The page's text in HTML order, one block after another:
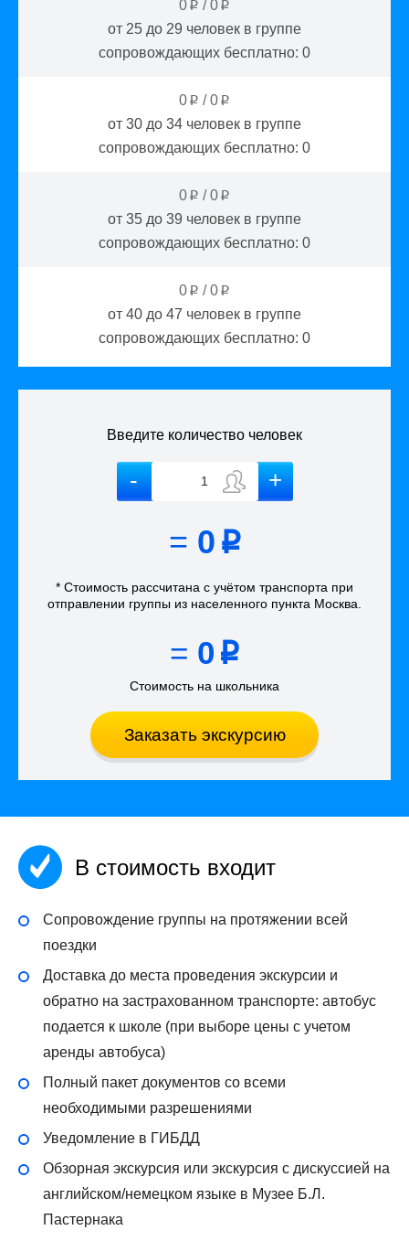
0 p / 0 p
от 25 до 29 человек в группе
сопровождающих бесплатно: 0
0 p /0 p
от 30 до 34 человек в группе
сопровождающих бесплатно: 0
0 p /0 p
от 35 до 39 человек в группе
сопровождающих бесплатно: 0
0 p /0 p
от 40 до 47 человек в группе
сопровождающих бесплатно: 0
Введите количество человек
= 0 p
* Стоимость рассчитана с учётом транспорта при
отправлении группы из населенного пункта Москва
= 0 p
Стоимость на школьника
Заказать экскурсию
В стоимость входит
Сопровождение группы на протяжении всей
поездки
Доставка до места проведения экскурсии и
обратно на застрахованном транспорте: автобус
подается к школе (при выборе цены с учетом
аренды автобуса)
Полный пакет документов со всеми
необходимыми разрешениями
Уведомление в ГИБДД
Обзорная экскурсия или экскурсия с дискуссией на
английском/немецком языке в Музее Б.Л.
Пастернака